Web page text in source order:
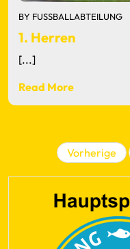
BY FUSSBALLABTEILUNG
1. Herren
[...]
Read More
Vorherige